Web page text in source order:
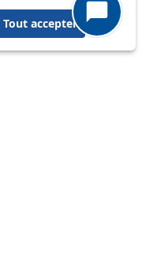
Tout accepter